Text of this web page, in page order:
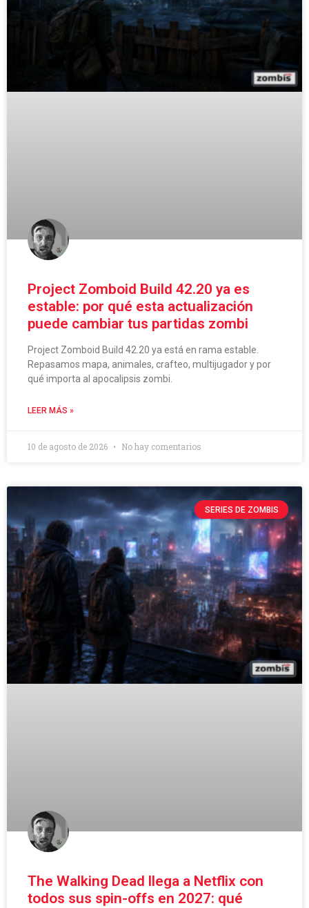
Project Zomboid Build 42.20 ya es
estable: por qué esta actualización
puede cambiar tus partidas zombi
Project Zomboid Build 42.20 ya está en rama estable.
Repasamos mapa, animales, crafteo, multijugador y por
qué importa al apocalipsis zombi.
LEER MÁS »
10 de agosto de 2026 No hay comentarios
SERIES DE ZOMBIS
The Walking Dead llega a Netflix con
todos sus spin-offs en 2027: qué